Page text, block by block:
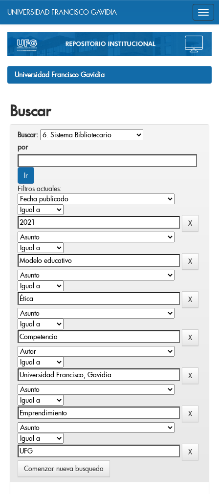
navigation
UNIVERSIDAD FRANCISCO GAVIDIA
Universidad Francisco Gavidia
Buscar
Buscar:
por
Filtros actuales:
Comenzar nueva busqueda